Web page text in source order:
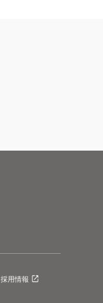
採用情報